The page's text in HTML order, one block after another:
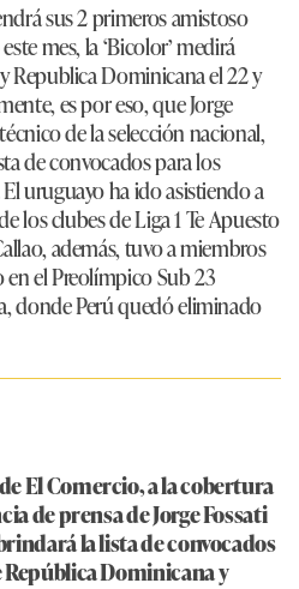
sus 2 primeros amistoso
mes, la ‘Bicolor’ medirá
Republica Dominicana el 22 y
es por eso, que Jorge
de la selección nacional,
de convocados para los
uruguayo ha ido asistiendo a
los clubes de Liga 1 Te Apuesto
además, tuvo a miembros
el Preolímpico Sub 23
donde Perú quedó eliminado
El Comercio, a la cobertura
de prensa de Jorge Fossati
la lista de convocados
Dominicana y